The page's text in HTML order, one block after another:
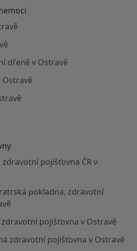
dřeně v Ostravě
Ostravě
pojišťovna ČR v
pokladna, zdravotní
pojišťovna v Ostravě
zdravotní pojišťovna v Ostravě